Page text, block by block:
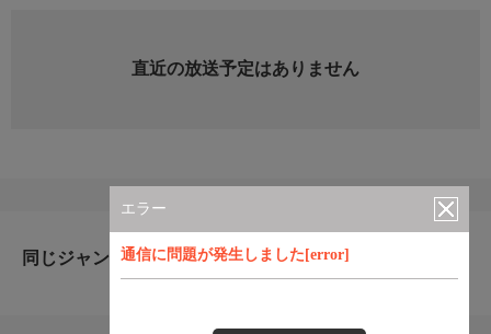
エラー
通信に問題が発生しました[error]
直近の放送予定はありません
同じジャンルのおすすめ番組